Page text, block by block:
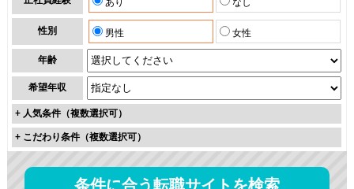
あり なし
性別 男性 女性
年齢
希望年収
+ 人気条件（複数選択可）
+ こだわり条件（複数選択可）